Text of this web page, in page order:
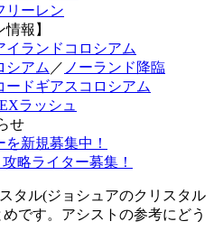
リーレン
報】
イランドコロシアム
シアム ／ ノーランド降臨
ードギアスコロシアム
EXラッシュ
せ
新規募集中！
略ライター募集！
タル(ジョシュアのクリスタル
です。アシストの参考にどう